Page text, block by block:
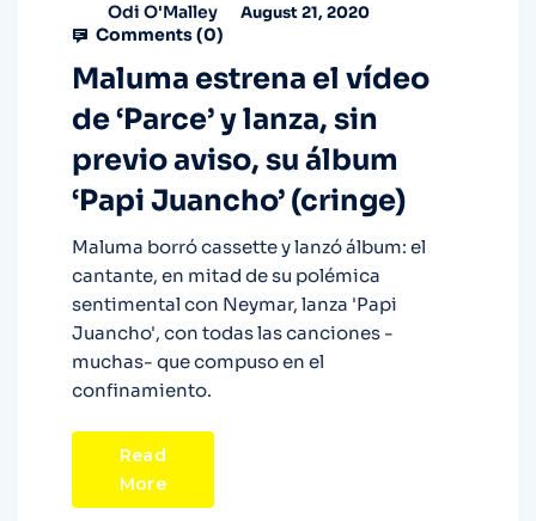
Odi O'Malley August 21, 2020
Comments (0)
Maluma estrena el vídeo
de ‘Parce’ y lanza, sin
previo aviso, su álbum
‘Papi Juancho’ (cringe)
Maluma borró cassette y lanzó álbum: el
cantante, en mitad de su polémica
sentimental con Neymar, lanza 'Papi
Juancho', con todas las canciones -
muchas- que compuso en el
confinamiento.
Read
More